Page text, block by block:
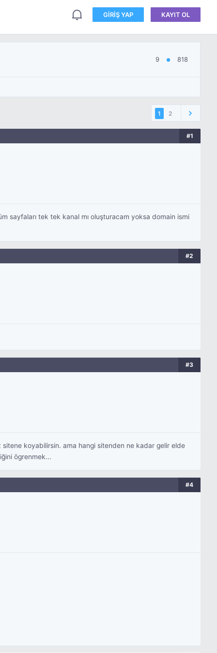
GIRIŞ YAP KAYIT OL
9 ● 818
1 2
#1
sayfaları tek tek kanal mı oluşturacam yoksa domain ismi
#2
#3
koyabilirsin. ama hangi sitenden ne kadar gelir elde
ögrenmek...
#4